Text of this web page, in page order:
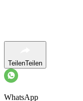
TeilenTeilen
WhatsApp